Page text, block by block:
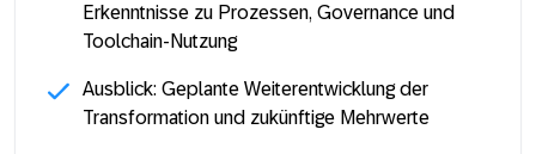
Erkenntnisse zu Prozessen, Governance und
Toolchain-Nutzung
Ausblick: Geplante Weiterentwicklung der
Transformation und zukünftige Mehrwerte